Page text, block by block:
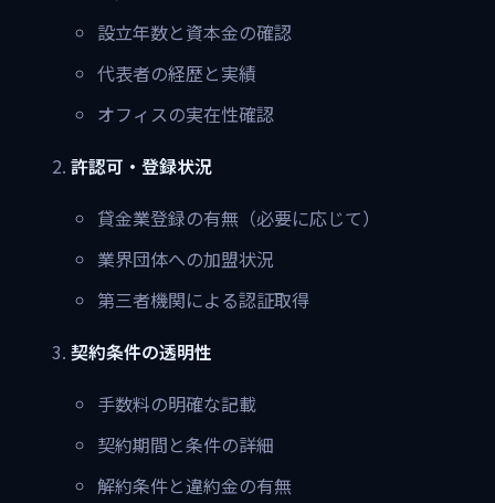
設立年数と資本金の確認
代表者の経歴と実績
オフィスの実在性確認
許認可・登録状況
貸金業登録の有無（必要に応じて）
業界団体への加盟状況
第三者機関による認証取得
契約条件の透明性
手数料の明確な記載
契約期間と条件の詳細
解約条件と違約金の有無